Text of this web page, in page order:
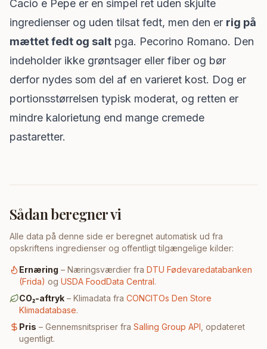
Cacio e Pepe er en simpel ret uden skjulte
ingredienser og uden tilsat fedt, men den er rig på
mættet fedt og salt pga. Pecorino Romano. Den
indeholder ikke grøntsager eller fiber og bør
derfor nydes som del af en varieret kost. Dog er
portionsstørrelsen typisk moderat, og retten er
mindre kalorietung end mange cremede
pastaretter.
Sådan beregner vi
Alle data på denne side er beregnet automatisk ud fra
opskriftens ingredienser og offentligt tilgængelige kilder:
Ernæring – Næringsværdier fra DTU Fødevaredatabanken
(Frida) og USDA FoodData Central.
CO₂-aftryk – Klimadata fra CONCITOs Den Store
Klimadatabase.
Pris – Gennemsnitspriser fra Salling Group API , opdateret
ugentligt.